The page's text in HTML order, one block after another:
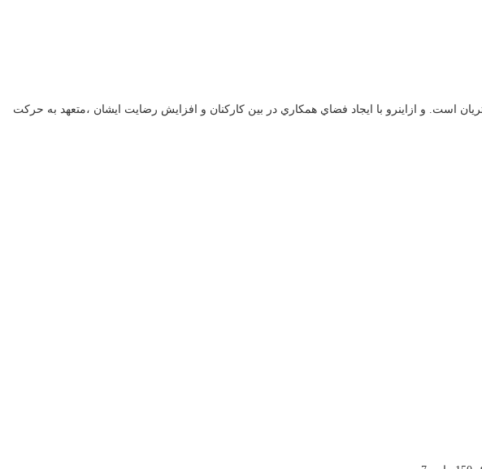
و ازاينرو با ايجاد فضاي همكاري در بين كاركنان و افزايش رضايت ايشان ،متعهد به حركت